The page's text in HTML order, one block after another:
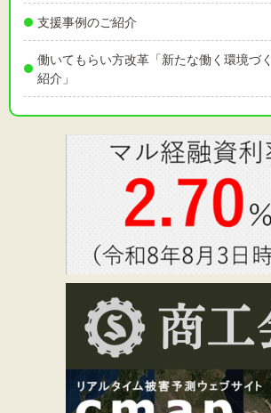
支援事例のご紹介
働いてもらい方改革「新たな働く環境づ
紹介」